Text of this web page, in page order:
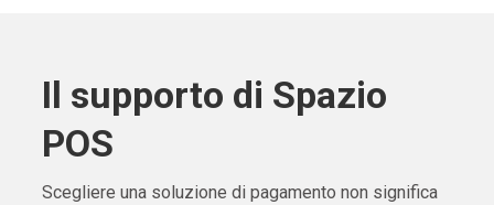
Il supporto di Spazio
POS
Scegliere una soluzione di pagamento non significa